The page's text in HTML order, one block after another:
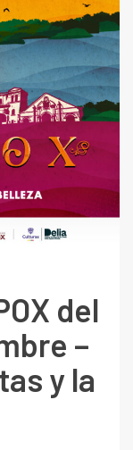
del
–
y la